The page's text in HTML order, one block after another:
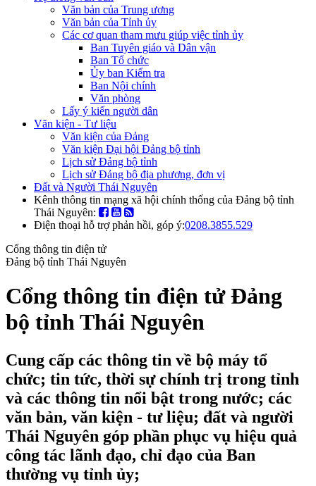
Văn bản của Trung ương
Văn bản của Tỉnh ủy
Các cơ quan tham mưu giúp việc tỉnh ủy
Ban Tuyên giáo và Dân vận
Ban Tổ chức
Ủy ban Kiểm tra
Ban Nội chính
Văn phòng
Lấy ý kiến người dân
Văn kiện - Tư liệu
Văn kiện của Đảng
Văn kiện Đại hội Đảng bộ tỉnh
Lịch sử Đảng bộ tỉnh
Lịch sử Đảng bộ địa phương, đơn vị
Đất và Người Thái Nguyên
Kênh thông tin mạng xã hội chính thống của Đảng bộ tỉnh
Thái Nguyên:
Điện thoại hỗ trợ phản hồi, góp ý:0208.3855.529
Cổng thông tin điện tử
Đảng bộ tỉnh Thái Nguyên
Cổng thông tin điện tử Đảng
bộ tỉnh Thái Nguyên
Cung cấp các thông tin về bộ máy tổ
chức; tin tức, thời sự chính trị trong tỉnh
và các thông tin nổi bật trong nước; các
văn bản, văn kiện - tư liệu; đất và người
Thái Nguyên góp phần phục vụ hiệu quả
công tác lãnh đạo, chỉ đạo của Ban
thường vụ tỉnh ủy;